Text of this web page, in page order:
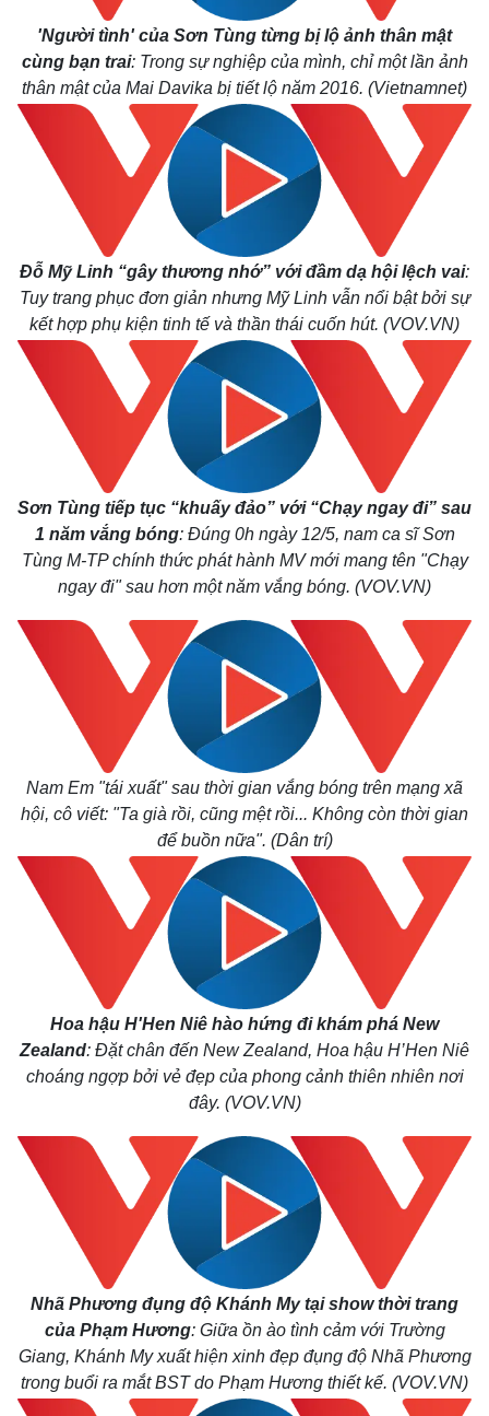
Thế giới
Quan sát
Cuộc sống đó đây
Hồ sơ
Multimedia
Ảnh
E-Magazine
Infographic
'Người tình' của Sơn Tùng từng bị lộ ảnh thân mật
cùng bạn trai: Trong sự nghiệp của mình, chỉ một lần ảnh
thân mật của Mai Davika bị tiết lộ năm 2016. (Vietnamnet)
Đỗ Mỹ Linh “gây thương nhớ” với đầm dạ hội lệch vai:
Tuy trang phục đơn giản nhưng Mỹ Linh vẫn nổi bật bởi sự
kết hợp phụ kiện tinh tế và thần thái cuốn hút. (VOV.VN)
Sơn Tùng tiếp tục “khuấy đảo” với “Chạy ngay đi” sau
1 năm vắng bóng: Đúng 0h ngày 12/5, nam ca sĩ Sơn
Tùng M-TP chính thức phát hành MV mới mang tên "Chạy
ngay đi" sau hơn một năm vắng bóng. (VOV.VN)
Nam Em "tái xuất" sau thời gian vắng bóng trên mạng xã
hội, cô viết: "Ta già rồi, cũng mệt rồi... Không còn thời gian
để buồn nữa". (Dân trí)
Hoa hậu H'Hen Niê hào hứng đi khám phá New
Zealand: Đặt chân đến New Zealand, Hoa hậu H’Hen Niê
choáng ngợp bởi vẻ đẹp của phong cảnh thiên nhiên nơi
đây. (VOV.VN)
Nhã Phương đụng độ Khánh My tại show thời trang
của Phạm Hương: Giữa ồn ào tình cảm với Trường
Giang, Khánh My xuất hiện xinh đẹp đụng độ Nhã Phương
trong buổi ra mắt BST do Phạm Hương thiết kế. (VOV.VN)